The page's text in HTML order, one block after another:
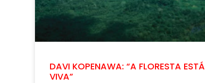
DAVI KOPENAWA: “A FLORESTA ESTÁ
VIVA”